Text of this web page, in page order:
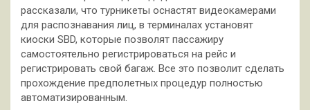
рассказали, что турникеты оснастят видеокамерами
для распознавания лиц, в терминалах установят
киоски SBD, которые позволят пассажиру
самостоятельно регистрироваться на рейс и
регистрировать свой багаж. Все это позволит сделать
прохождение предполетных процедур полностью
автоматизированным.